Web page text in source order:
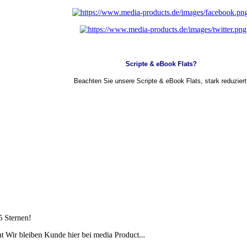
Scripte & eBook Flats?
Beachten Sie unsere Scripte & eBook Flats, stark reduziert.
Wir bleiben Kunde hier bei media Product...